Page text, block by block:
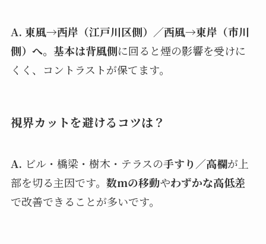
A. 東風→西岸（江戸川区側）／西風→東岸（市川
側）へ。基本は背風側に回ると煙の影響を受けに
くく、コントラストが保てます。
視界カットを避けるコツは？
A. ビル・橋梁・樹木・テラスの手すり／高欄が上
部を切る主因です。 数mの移動やわずかな高低差
で改善できることが多いです。